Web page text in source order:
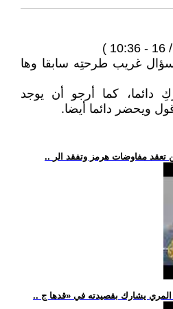
غريب طرحتِه سابقا وها
دائما، كما أرجو أن يوجد
ويحضر دائما أيضا.
تعقد مفاوضات هرمز وتفقد الر
المري يشارك بقصيدته في «قدها ج